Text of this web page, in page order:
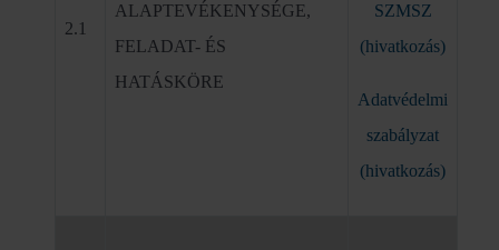
2.1
ALAPTEVÉKENYSÉGE,
FELADAT- ÉS
HATÁSKÖRE
SZMSZ
(hivatkozás)
Adatvédelmi
szabályzat
(hivatkozás)